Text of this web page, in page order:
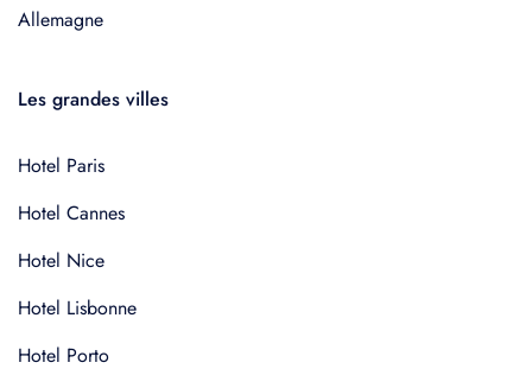
Allemagne
Les grandes villes
Hotel Paris
Hotel Cannes
Hotel Nice
Hotel Lisbonne
Hotel Porto